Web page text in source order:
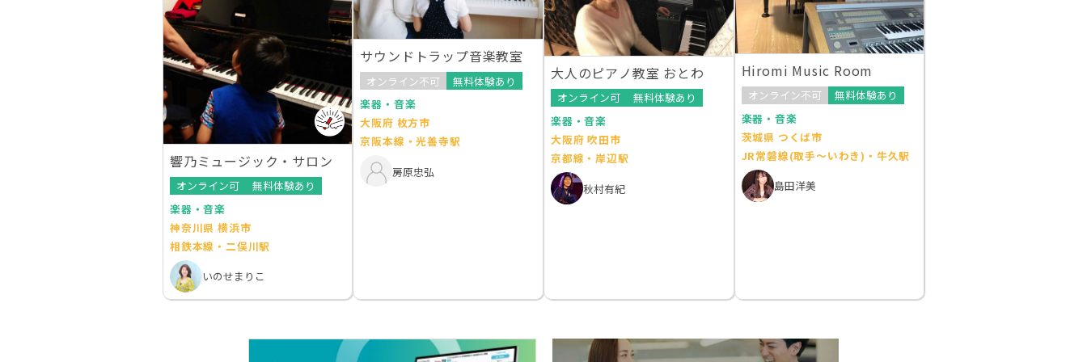
響乃ミュージック・サロン
オンライン可
無料体験あり
楽器・音楽
神奈川県 横浜市
相鉄本線・二俣川駅
いのせまりこ
サウンドトラップ音楽教室
オンライン不可
無料体験あり
楽器・音楽
大阪府 枚方市
京阪本線・光善寺駅
房原忠弘
大人のピアノ教室 おとわ
オンライン可
無料体験あり
楽器・音楽
大阪府 吹田市
京都線・岸辺駅
秋村有紀
Hiromi Music Room
オンライン不可
無料体験あり
楽器・音楽
茨城県 つくば市
JR常磐線(取手～いわき)・牛久駅
島田洋美